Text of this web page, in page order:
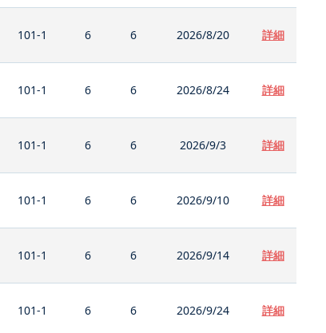
101-1 6 6 2026/8/20 詳細
101-1 6 6 2026/8/24 詳細
101-1 6 6 2026/9/3 詳細
101-1 6 6 2026/9/10 詳細
101-1 6 6 2026/9/14 詳細
101-1 6 6 2026/9/24 詳細